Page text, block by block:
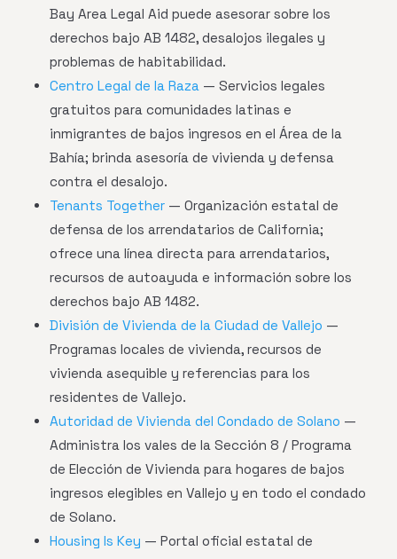
Bay Area Legal Aid puede asesorar sobre los
derechos bajo AB 1482, desalojos ilegales y
problemas de habitabilidad.
Centro Legal de la Raza — Servicios legales
gratuitos para comunidades latinas e
inmigrantes de bajos ingresos en el Área de la
Bahía; brinda asesoría de vivienda y defensa
contra el desalojo.
Tenants Together — Organización estatal de
defensa de los arrendatarios de California;
ofrece una línea directa para arrendatarios,
recursos de autoayuda e información sobre los
derechos bajo AB 1482.
División de Vivienda de la Ciudad de Vallejo —
Programas locales de vivienda, recursos de
vivienda asequible y referencias para los
residentes de Vallejo.
Autoridad de Vivienda del Condado de Solano —
Administra los vales de la Sección 8 / Programa
de Elección de Vivienda para hogares de bajos
ingresos elegibles en Vallejo y en todo el condado
de Solano.
Housing Is Key — Portal oficial estatal de